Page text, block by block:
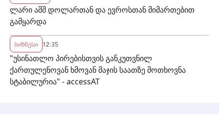
ლარი აშშ დოლართან და ევროსთან მიმართებით
გამყარდა
ბიზნესი 12:35
"უსინათლო პირებისთვის განკუთვნილ
ქართულენოვან ხმოვან მაჯის საათზე მოთხოვნა
სტაბილურია" - accessAT